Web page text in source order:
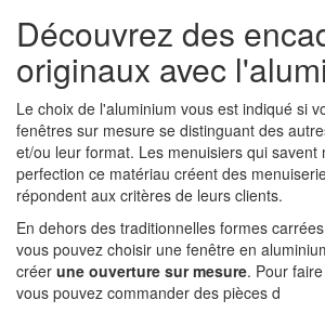
Découvrez des
originaux avec
Le choix de l'aluminium vous est indiqué si
fenêtres sur mesure se distinguant des
et/ou leur format. Les menuisiers qui savent
perfection ce matériau créent des
répondent aux critères de leurs clients.
En dehors des traditionnelles formes
vous pouvez choisir une fenêtre en
créer une ouverture sur mesure. Pour
vous pouvez commander des pièces d